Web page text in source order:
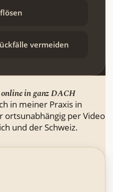
vermeiden
in ganz DACH
in meiner Praxis in
ortsunabhängig per Video
und der Schweiz.